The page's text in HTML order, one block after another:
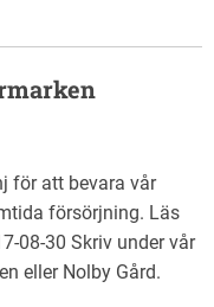
för att bevara vår
försörjning. Läs
08-30 Skriv under vår
eller Nolby Gård.